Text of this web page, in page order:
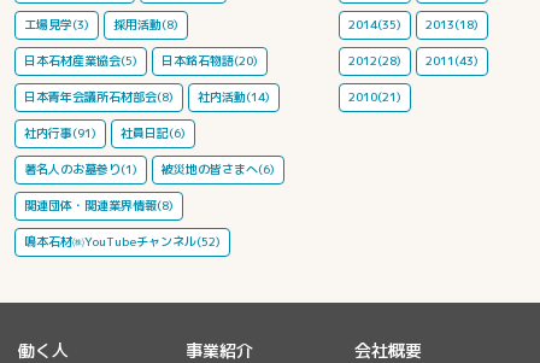
工場見学(3) 採用活動(8)
日本石材産業協会(5) 日本銘石物語(20)
日本青年会議所石材部会(8) 社内活動(14)
社内行事(91) 社員日記(6)
著名人のお墓参り(1) 被災地の皆さまへ(6)
関連団体・関連業界情報(8)
鳴本石材㈱YouTubeチャンネル(52)
2014(35) 2013(18)
2012(28) 2011(43)
2010(21)
働く人 事業紹介 会社概要